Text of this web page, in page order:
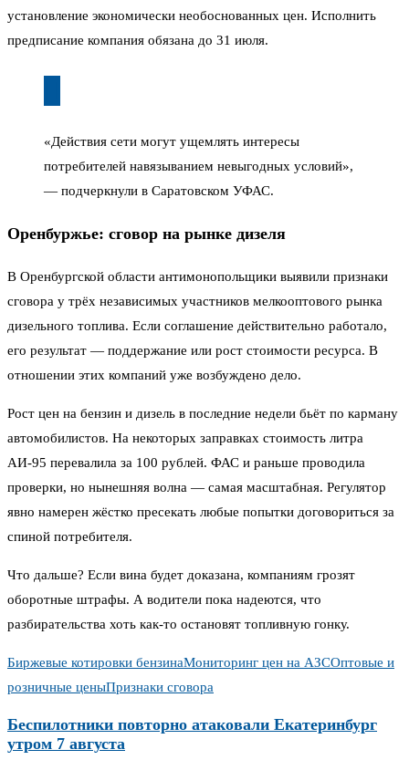
установление экономически необоснованных цен. Исполнить
предписание компания обязана до 31 июля.
«Действия сети могут ущемлять интересы
потребителей навязыванием невыгодных условий»,
— подчеркнули в Саратовском УФАС.
Оренбуржье: сговор на рынке дизеля
В Оренбургской области антимонопольщики выявили признаки
сговора у трёх независимых участников мелкооптового рынка
дизельного топлива. Если соглашение действительно работало,
его результат — поддержание или рост стоимости ресурса. В
отношении этих компаний уже возбуждено дело.
Рост цен на бензин и дизель в последние недели бьёт по карману
автомобилистов. На некоторых заправках стоимость литра
АИ-95 перевалила за 100 рублей. ФАС и раньше проводила
проверки, но нынешняя волна — самая масштабная. Регулятор
явно намерен жёстко пресекать любые попытки договориться за
спиной потребителя.
Что дальше? Если вина будет доказана, компаниям грозят
оборотные штрафы. А водители пока надеются, что
разбирательства хоть как-то остановят топливную гонку.
Биржевые котировки бензинаМониторинг цен на АЗСОптовые и
розничные ценыПризнаки сговора
Беспилотники повторно атаковали Екатеринбург
утром 7 августа